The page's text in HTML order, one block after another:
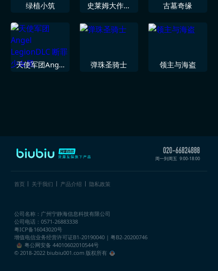
绿植小筑
史莱姆大作战
古墓奇缘
天使军团Angel
弹珠圣骑士 领主与海盗
周一到周五 9:00-18:00
首页 关于我们 产品介绍 隐私政策
公司名称：广州宁静海信息科技有限公司
公司电话：0571-26883338
粤ICP备16043020号
增值电信业务经营许可证B1-20190040 | 粤B2-20200746
粤公网安备 44010602010544号
© 2018-2022 biubiu001.com 版权所有